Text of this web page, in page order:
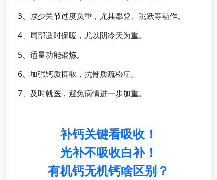
3、减少关节过度负重，尤其攀登、跳跃等动作。
4、局部适时保暖，尤以阴冷天为重。
5、适量功能锻炼。
6、加强钙质摄取，抗骨质疏松症。
7、及时就医，避免病情进一步加重。
补钙关键看吸收！
光补不吸收白补！
有机钙无机钙啥区别？